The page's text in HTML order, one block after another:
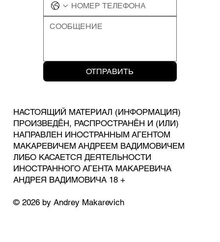
ОТПРАВИТЬ
НАСТОЯЩИЙ МАТЕРИАЛ (ИНФОРМАЦИЯ)
ПРОИЗВЕДЁН, РАСПРОСТРАНЁН И (ИЛИ)
НАПРАВЛЕН ИНОСТРАННЫМ АГЕНТОМ
МАКАРЕВИЧЕМ АНДРЕЕМ ВАДИМОВИЧЕМ
ЛИБО КАСАЕТСЯ ДЕЯТЕЛЬНОСТИ
ИНОСТРАННОГО АГЕНТА МАКАРЕВИЧА
АНДРЕЯ ВАДИМОВИЧА 18 +
© 2026 by Andrey Makarevich